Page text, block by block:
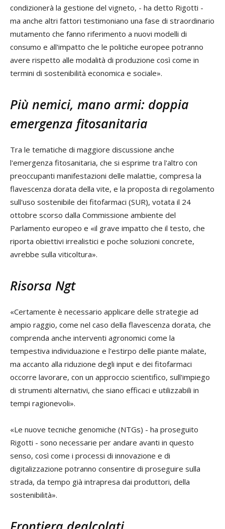
condizionerà la gestione del vigneto, - ha detto Rigotti -
ma anche altri fattori testimoniano una fase di straordinario
mutamento che fanno riferimento a nuovi modelli di
consumo e all'impatto che le politiche europee potranno
avere rispetto alle modalità di produzione così come in
termini di sostenibilità economica e sociale».
Più nemici, mano armi: doppia
emergenza fitosanitaria
Tra le tematiche di maggiore discussione anche
l'emergenza fitosanitaria, che si esprime tra l'altro con
preoccupanti manifestazioni delle malattie, compresa la
flavescenza dorata della vite, e la proposta di regolamento
sull'uso sostenibile dei fitofarmaci (SUR), votata il 24
ottobre scorso dalla Commissione ambiente del
Parlamento europeo e «il grave impatto che il testo, che
riporta obiettivi irrealistici e poche soluzioni concrete,
avrebbe sulla viticoltura».
Risorsa Ngt
«Certamente è necessario applicare delle strategie ad
ampio raggio, come nel caso della flavescenza dorata, che
comprenda anche interventi agronomici come la
tempestiva individuazione e l'estirpo delle piante malate,
ma accanto alla riduzione degli input e dei fitofarmaci
occorre lavorare, con un approccio scientifico, sull'impiego
di strumenti alternativi, che siano efficaci e utilizzabili in
tempi ragionevoli».
«Le nuove tecniche genomiche (NTGs) - ha proseguito
Rigotti - sono necessarie per andare avanti in questo
senso, così come i processi di innovazione e di
digitalizzazione potranno consentire di proseguire sulla
strada, da tempo già intrapresa dai produttori, della
sostenibilità».